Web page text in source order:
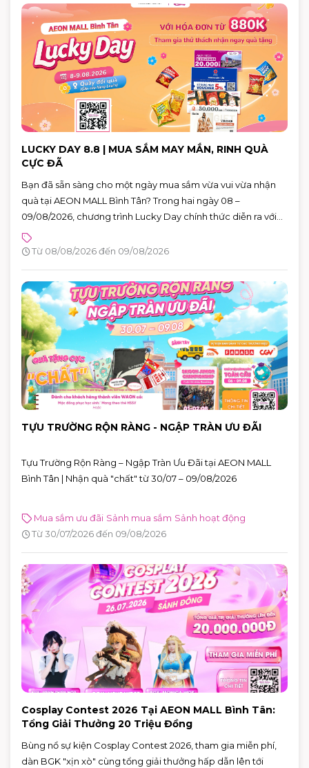
LUCKY DAY 8.8 | MUA SẮM MAY MẮN, RINH QUÀ
CỰC ĐÃ
Bạn đã sẵn sàng cho một ngày mua sắm vừa vui vừa nhận
quà tại AEON MALL Bình Tân? Trong hai ngày 08 –
09/08/2026, chương trình Lucky Day chính thức diễn ra với
hàng loạt phần quà hấp dẫn dành cho khách hàng có hóa
đơn từ 880.000 VNĐ.
Từ 08/08/2026 đến 09/08/2026
TỰU TRƯỜNG RỘN RÀNG - NGẬP TRÀN ƯU ĐÃI
Tựu Trường Rộn Ràng – Ngập Tràn Ưu Đãi tại AEON MALL
Bình Tân | Nhận quà "chất" từ 30/07 – 09/08/2026
Mua sắm ưu đãi Sảnh mua sắm Sảnh hoạt động
Từ 30/07/2026 đến 09/08/2026
Cosplay Contest 2026 Tại AEON MALL Bình Tân:
Tổng Giải Thưởng 20 Triệu Đồng
Bùng nổ sự kiện Cosplay Contest 2026, tham gia miễn phí,
dàn BGK "xịn xò" cùng tổng giải thưởng hấp dẫn lên tới